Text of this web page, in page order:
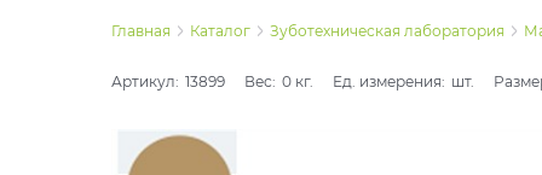
Главная Каталог Зуботехническая лаборатория
Артикул: 13899 Вес: 0 кг. Ед. измерения: шт.